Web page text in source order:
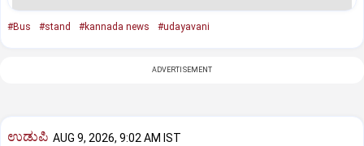
#Bus #stand #kannada news #udayavani
ADVERTISEMENT
ಉಡುಪಿ AUG 9, 2026, 9:02 AM IST